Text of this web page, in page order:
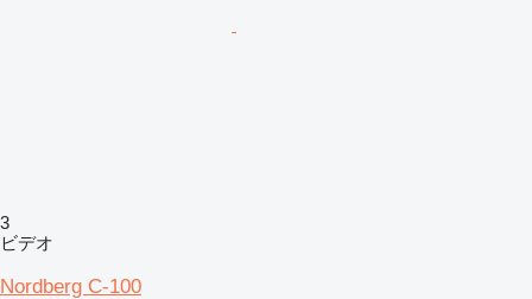
3
ビデオ
Nordberg C-100